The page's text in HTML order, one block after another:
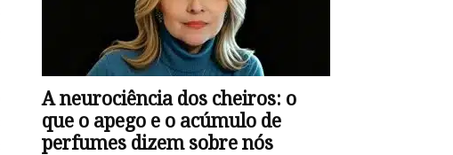
A neurociência dos cheiros: o
que o apego e o acúmulo de
perfumes dizem sobre nós